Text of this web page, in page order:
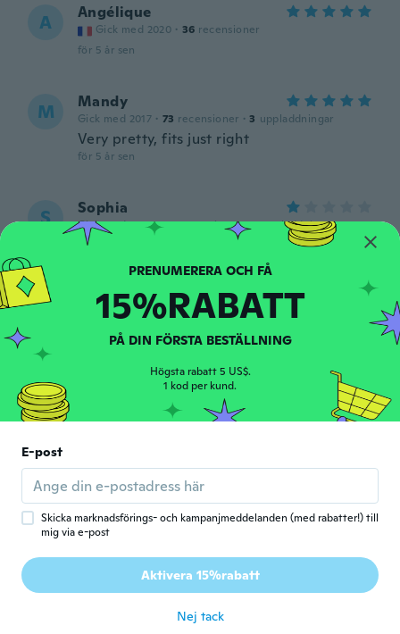
A Angélique
Gick med 2020 · 36 recensioner
för 5 år sen
M Mandy
Gick med 2017 · 73 recensioner · 3 uppladdningar
Very pretty, fits just right
för 5 år sen
S Sophia
Gick med 2015 · 32 recensioner · 9 uppladdningar
Very weak wore it and the chain clasp
broke on the first day very disappointed
because it is very beautiful
för 5 år sen
N Nazneen
Pretty
för 5 år sen
S Sharron
Gick med 2016 · 33 recensioner · 4 uppladdningar
Lovely item
PRENUMERERA OCH FÅ
15%RABATT
PÅ DIN FÖRSTA BESTÄLLNING
Högsta rabatt 5 US$.
1 kod per kund.
E-post
Skicka marknadsförings- och kampanjmeddelanden (med rabatter!) till
mig via e-post
Aktivera 15%rabatt
Nej tack